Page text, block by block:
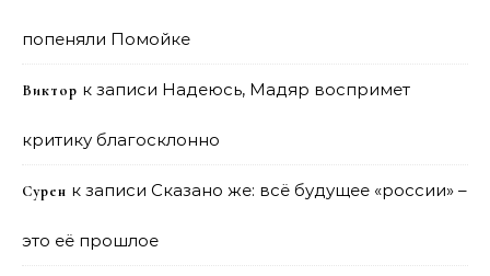
попеняли Помойке
Виктор к записи Надеюсь, Мадяр воспримет
критику благосклонно
Сурен к записи Сказано же: всё будущее «россии» –
это её прошлое